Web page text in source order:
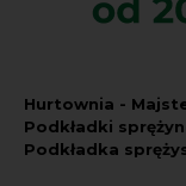
Hurtownia -
Podkładki
Podkładka